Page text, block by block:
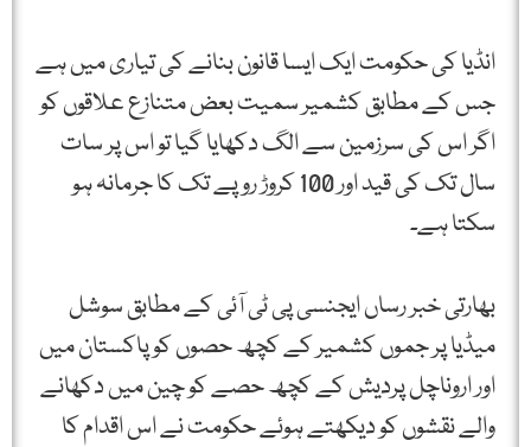
انڈیا کی حکومت ایک ایسا قانون بنانے کی تیاری میں ہے
جس کے مطابق کشمیر سمیت بعض متنازع علاقوں کو
اگر اس کی سرزمین سے الگ دکھایا گیا تو اس پر سات
سال تک کی قید اور 100 کروڑ روپے تک کا جرمانہ ہو
سکتا ہے۔
بھارتی خبر رساں ایجنسی پی ٹی آئی کے مطابق سوشل
میڈیا پر جموں کشمیر کے کچھ حصوں کو پاکستان میں
اور اروناچل پردیش کے کچھ حصے کو چین میں دکھانے
والے نقشوں کو دیکھتے ہوئے حکومت نے اس اقدام کا